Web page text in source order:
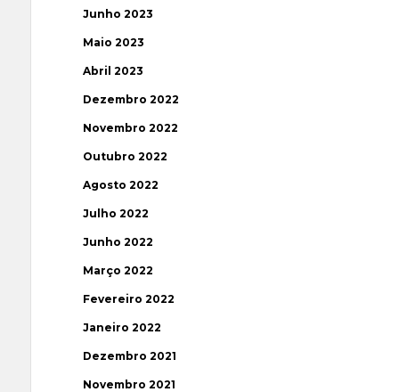
Junho 2023
Maio 2023
Abril 2023
Dezembro 2022
Novembro 2022
Outubro 2022
Agosto 2022
Julho 2022
Junho 2022
Março 2022
Fevereiro 2022
Janeiro 2022
Dezembro 2021
Novembro 2021